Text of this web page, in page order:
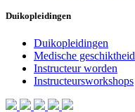
Duikopleidingen
Duikopleidingen
Medische geschiktheid
Instructeur worden
Instructeursworkshops